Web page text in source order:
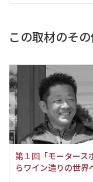
この取材のそ
第１回「モータース
らワイン造りの世界